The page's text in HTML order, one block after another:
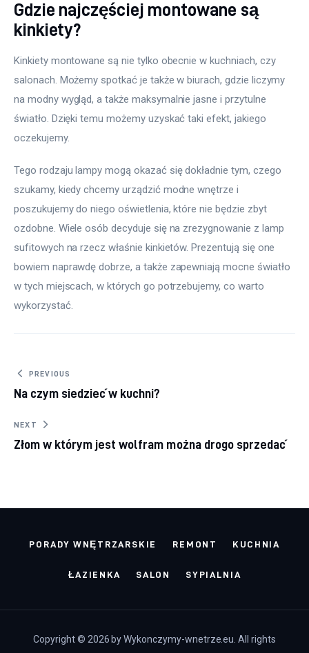
Gdzie najczęściej montowane są
kinkiety?
Kinkiety montowane są nie tylko obecnie w kuchniach, czy
salonach. Możemy spotkać je także w biurach, gdzie liczymy
na modny wygląd, a także maksymalnie jasne i przytulne
światło. Dzięki temu możemy uzyskać taki efekt, jakiego
oczekujemy.
Tego rodzaju lampy mogą okazać się dokładnie tym, czego
szukamy, kiedy chcemy urządzić modne wnętrze i
poszukujemy do niego oświetlenia, które nie będzie zbyt
ozdobne. Wiele osób decyduje się na zrezygnowanie z lamp
sufitowych na rzecz właśnie kinkietów. Prezentują się one
bowiem naprawdę dobrze, a także zapewniają mocne światło
w tych miejscach, w których go potrzebujemy, co warto
wykorzystać.
Nawigacja wpisu
PREVIOUS
Na czym siedzieć w kuchni?
NEXT
Złom w którym jest wolfram można drogo sprzedać
PORADY WNĘTRZARSKIE REMONT KUCHNIA
ŁAZIENKA SALON SYPIALNIA
Copyright © 2026 by Wykonczymy-wnetrze.eu. All rights